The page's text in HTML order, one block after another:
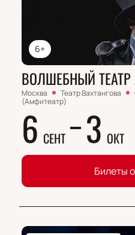
6+
ВОЛШЕБНЫЙ ТЕАТР
Москва Театр Вахтангова
(Амфитеатр)
6 СЕНТ 3 ОКТ
Билеты